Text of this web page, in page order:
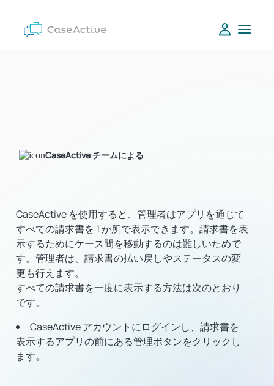
CaseActive チームによる
CaseActive を使用すると、管理者はアプリを通じて
すべての請求書を 1 か所で表示できます。請求書を表
示するためにケース間を移動するのは難しいためで
す。管理者は、請求書の払い戻しやステータスの変
更も行えます。
すべての請求書を一度に表示する方法は次のとおり
です。
CaseActive アカウントにログインし、請求書を
表示するアプリの前にある管理ボタンをクリックし
ます。